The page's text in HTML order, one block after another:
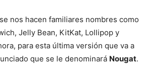
nos hacen familiares nombres como
Jelly Bean, KitKat, Lollipop y
para esta última versión que va a
que se le denominará Nougat.